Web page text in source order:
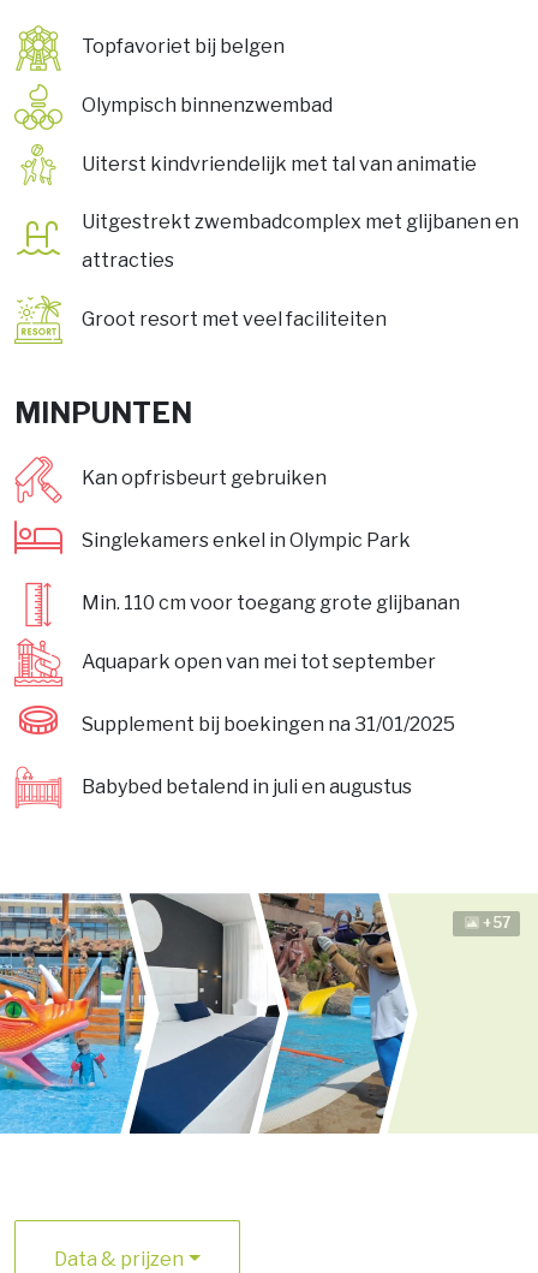
Topfavoriet bij belgen
Olympisch binnenzwembad
Uiterst kindvriendelijk met tal van animatie
Uitgestrekt zwembadcomplex met glijbanen en
attracties
Groot resort met veel faciliteiten
MINPUNTEN
Kan opfrisbeurt gebruiken
Singlekamers enkel in Olympic Park
Min. 110 cm voor toegang grote glijbanan
Aquapark open van mei tot september
Supplement bij boekingen na 31/01/2025
Babybed betalend in juli en augustus
+57
Data & prijzen